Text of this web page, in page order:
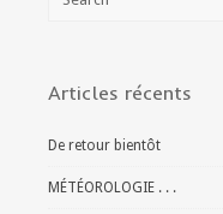
Articles récents
De retour bientôt
MÉTÉOROLOGIE . . .